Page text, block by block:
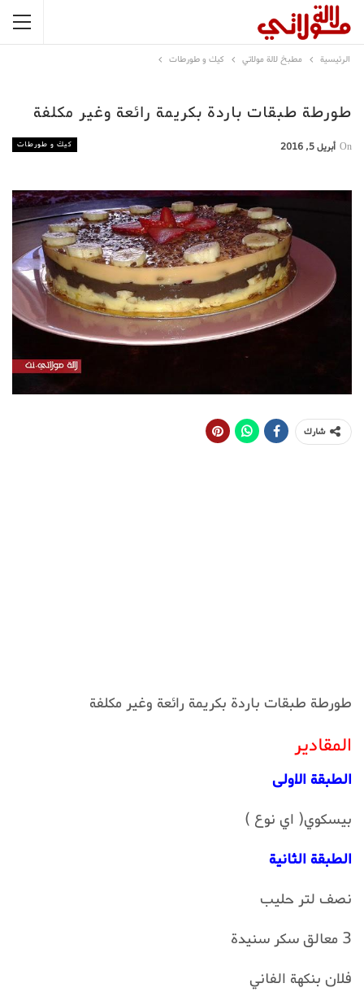
الرئيسية مطبخ لالة مولاتي كيك و طورطات
طورطة طبقات باردة بكريمة رائعة وغير مكلفة
كيك و طورطات On أبريل 5, 2016
شارك
طورطة طبقات باردة بكريمة رائعة وغير مكلفة
المقادير
الطبقة الاولى
بيسكوي( اي نوع )
الطبقة الثانية
نصف لتر حليب
3 معالق سكر سنيدة
فلان بنكهة الفاني